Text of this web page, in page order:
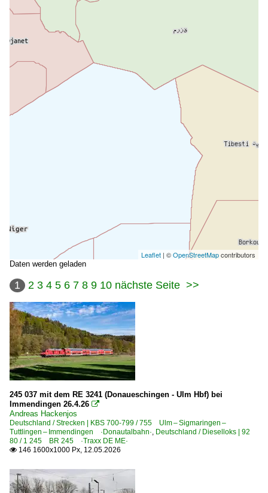
Leaflet | ©OpenStreetMapcontributors
Daten werden geladen
1 2 3 4 5 6 7 8 9 10 nächste Seite >>
245 037 mit dem RE 3241 (Donaueschingen - Ulm Hbf) bei
Immendingen 26.4.26 
Andreas Hackenjos
Deutschland / Strecken | KBS 700-799 / 755 Ulm – Sigmaringen –
Tuttlingen – Immendingen ·Donautalbahn·, Deutschland / Dieselloks | 92
80 / 1 245 BR 245 ·Traxx DE ME·
 146 1600x1000 Px, 12.05.2026